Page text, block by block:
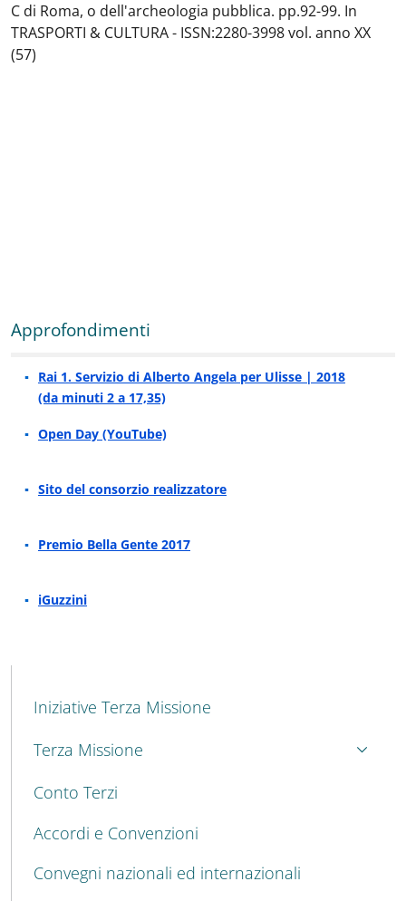
C di Roma, o dell'archeologia pubblica. pp.92-99. In
TRASPORTI & CULTURA - ISSN:2280-3998 vol. anno XX
(57)
Approfondimenti
Rai 1. Servizio di Alberto Angela per Ulisse | 2018
(da minuti 2 a 17,35)
Open Day (YouTube)
Sito del consorzio realizzatore
Premio Bella Gente 2017
iGuzzini
MENU CEV SECOND NAVIGATION
Iniziative Terza Missione
Terza Missione
Conto Terzi
Accordi e Convenzioni
Convegni nazionali ed internazionali